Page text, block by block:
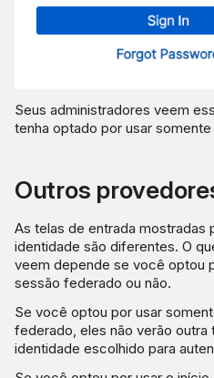
Seus administradores veem
tenha optado por usar
Outros
As telas de entrada mostradas
identidade são diferentes. O
veem depende se você optou
sessão federado ou não.
Se você optou por usar
federado, eles não verão
identidade escolhido para